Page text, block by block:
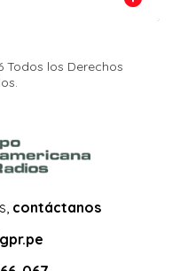
Todos los Derechos
contáctanos